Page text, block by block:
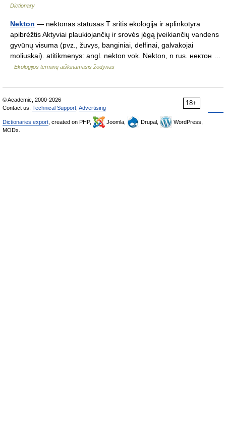
Dictionary
Nekton — nektonas statusas T sritis ekologija ir aplinkotyra
apibrėžtis Aktyviai plaukiojančių ir srovės jėgą įveikiančių vandens
gyvūnų visuma (pvz., žuvys, banginiai, delfinai, galvakojai
moliuskai). atitikmenys: angl. nekton vok. Nekton, n rus. нектон …
Ekologijos terminų aiškinamasis žodynas
18+
© Academic, 2000-2026
Contact us: Technical Support Advertising
Dictionaries export , created on PHP, Joomla, Drupal,
WordPress,
MODx.